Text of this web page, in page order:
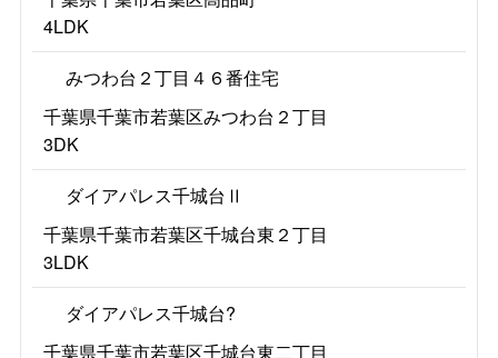
4LDK
みつわ台２丁目４６番住宅
千葉県千葉市若葉区みつわ台２丁目
3DK
ダイアパレス千城台Ⅱ
千葉県千葉市若葉区千城台東２丁目
3LDK
ダイアパレス千城台?
千葉県千葉市若葉区千城台東二丁目